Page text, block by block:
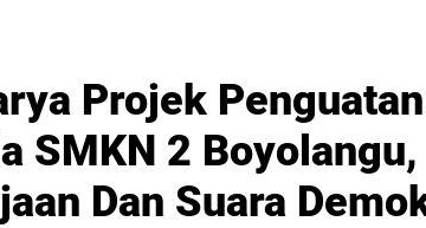
Projek
SMKN 2
Dan Suara